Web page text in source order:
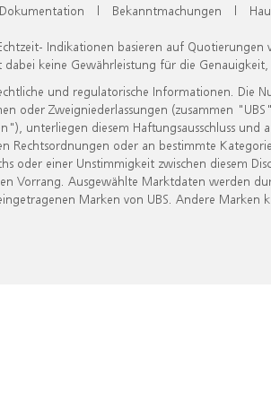
| Bekanntmachungen |
Indikationen basieren auf
keine Gewährleistung für die
und regulatorische Informationen. Die
oder Zweigniederlassungen (zusammen
unterliegen diesem Haftungsausschluss
Rechtsordnungen oder an bestimmte
oder einer Unstimmigkeit zwischen diesem
Vorrang. Ausgewählte Marktdaten werden
Marken von UBS. Andere Marken